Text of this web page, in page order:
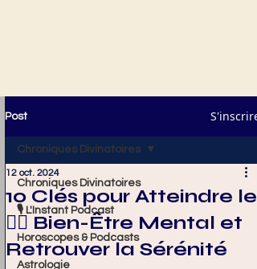
Post S'inscrire
Chroniques Divinatoires
🎙️ L'Instant Podcast
Horoscopes & Podcasts
Astrologie
Chroniques Divinatoires
10 Clés pour Atteindre le
🧘‍♂️ Bien-Être Mental et
Retrouver la Sérénité
12 oct. 2024